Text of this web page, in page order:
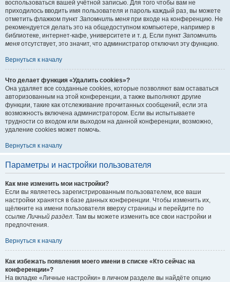
воспользоваться вашей учётной записью. Для того чтобы вам не
приходилось вводить имя пользователя и пароль каждый раз, вы можете
отметить флажком пункт Запомнить меня при входе на конференцию. Не
рекомендуется делать это на общедоступном компьютере, например в
библиотеке, интернет-кафе, университете и т. д. Если пункт Запомнить
меня отсутствует, это значит, что администратор отключил эту функцию.
Вернуться к началу
Что делает функция «Удалить cookies»?
Она удаляет все созданные cookies, которые позволяют вам оставаться
авторизованным на этой конференции, а также выполняют другие
функции, такие как отслеживание прочитанных сообщений, если эта
возможность включена администратором. Если вы испытываете
трудности со входом или выходом на данной конференции, возможно,
удаление cookies может помочь.
Вернуться к началу
Параметры и настройки пользователя
Как мне изменить мои настройки?
Если вы являетесь зарегистрированным пользователем, все ваши
настройки хранятся в базе данных конференции. Чтобы изменить их,
щёлкните на имени пользователя вверху страницы и перейдите по
ссылкеЛичный раздел. Там вы можете изменить все свои настройки и
предпочтения.
Вернуться к началу
Как избежать появления моего имени в списке «Кто сейчас на
конференции»?
На вкладке «Личные настройки» в личном разделе вы найдёте опцию